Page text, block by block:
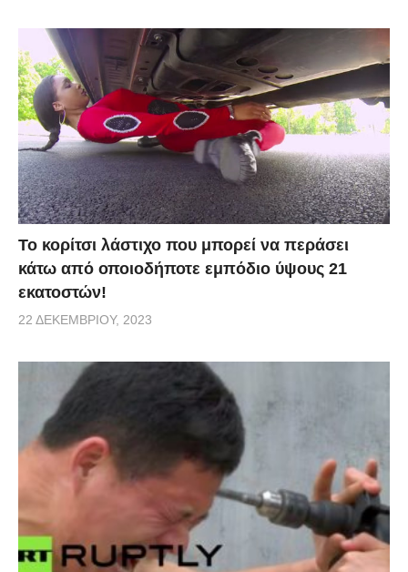
Το κορίτσι λάστιχο που μπορεί να περάσει
κάτω από οποιοδήποτε εμπόδιο ύψους 21
εκατοστών!
22 ΔΕΚΕΜΒΡΊΟΥ, 2023